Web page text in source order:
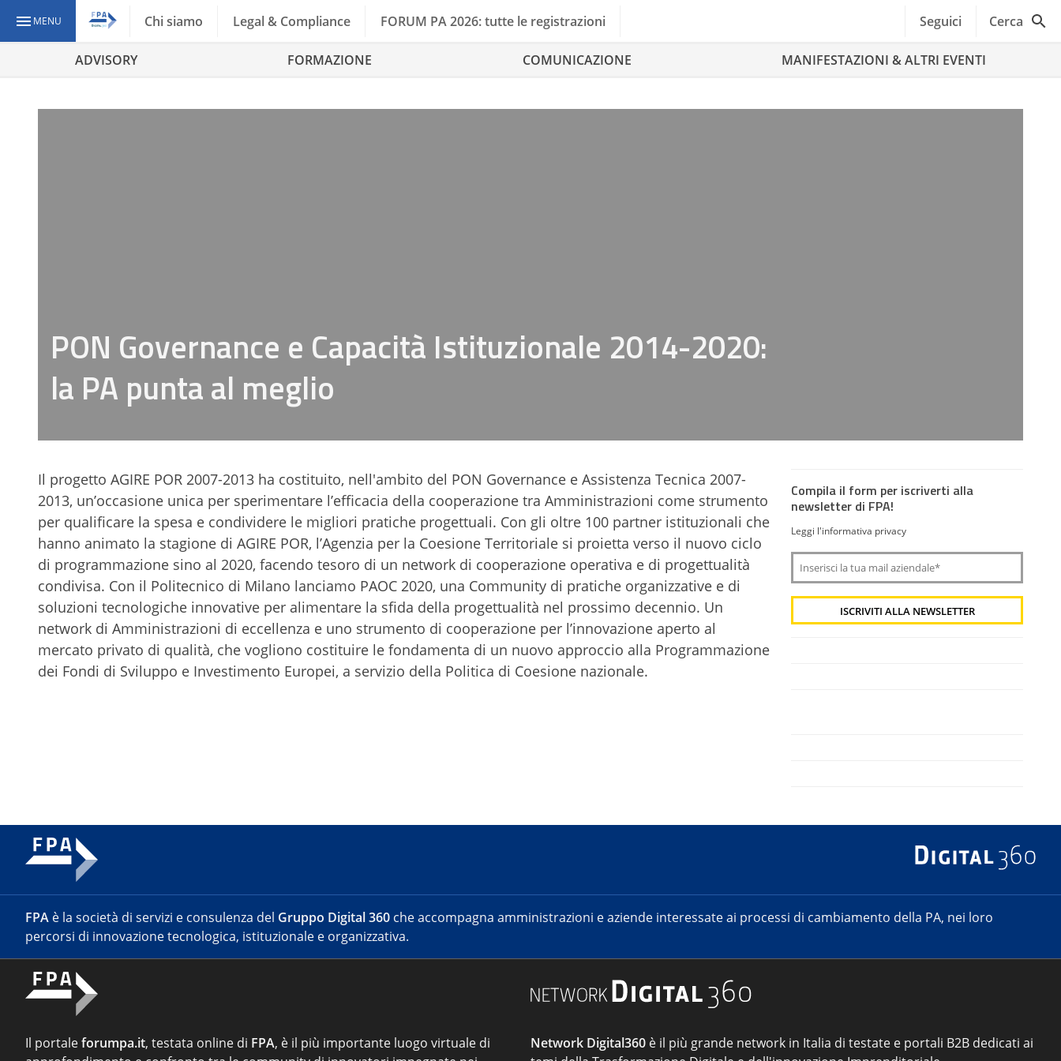
MENU Chi siamo Legal & Compliance FORUM PA 2026: tutte le registrazioni Seguici Cerca
ADVISORY FORMAZIONE COMUNICAZIONE MANIFESTAZIONI & ALTRI EVENTI
PON Governance e Capacità Istituzionale 2014-2020:
la PA punta al meglio
Il progetto AGIRE POR 2007-2013 ha costituito, nell'ambito del PON Governance e Assistenza Tecnica 2007-
2013, un’occasione unica per sperimentare l’efficacia della cooperazione tra Amministrazioni come strumento
per qualificare la spesa e condividere le migliori pratiche progettuali. Con gli oltre 100 partner istituzionali che
hanno animato la stagione di AGIRE POR, l’Agenzia per la Coesione Territoriale si proietta verso il nuovo ciclo
di programmazione sino al 2020, facendo tesoro di un network di cooperazione operativa e di progettualità
condivisa. Con il Politecnico di Milano lanciamo PAOC 2020, una Community di pratiche organizzative e di
soluzioni tecnologiche innovative per alimentare la sfida della progettualità nel prossimo decennio. Un
network di Amministrazioni di eccellenza e uno strumento di cooperazione per l’innovazione aperto al
mercato privato di qualità, che vogliono costituire le fondamenta di un nuovo approccio alla Programmazione
dei Fondi di Sviluppo e Investimento Europei, a servizio della Politica di Coesione nazionale.
Compila il form per iscriverti alla
newsletter di FPA!
Leggi l'informativa privacy
FPA è la società di servizi e consulenza del Gruppo Digital 360 che accompagna amministrazioni e aziende interessate ai processi di cambiamento della PA, nei loro
percorsi di innovazione tecnologica, istituzionale e organizzativa.
Il portaleforumpa.it, testata online di FPA, è il più importante luogo virtuale di
Network Digital360 è il più grande network in Italia di testate e portali B2B dedicati ai